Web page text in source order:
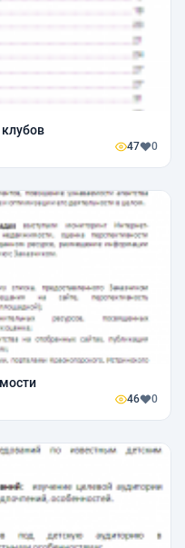
47 0
46 0